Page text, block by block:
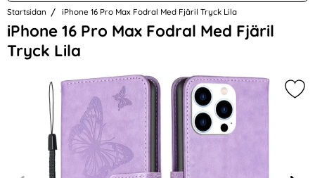
Startsidan iPhone 16 Pro Max Fodral Med Fjäril Tryck Lila
iPhone 16 Pro Max Fodral Med Fjäril
Tryck Lila
Hoppa
över
Bilder